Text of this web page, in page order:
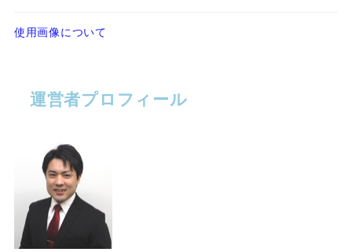
使用画像について
運営者プロフィール